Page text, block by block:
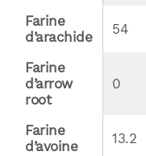
Farine
d’arachide
54
Farine
d’arrow
root
0
Farine
d’avoine
13.2